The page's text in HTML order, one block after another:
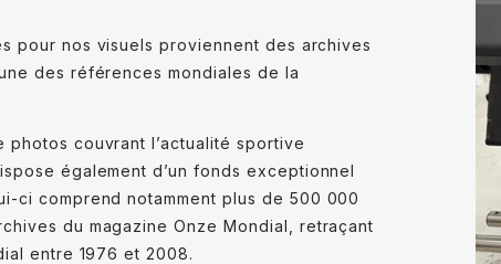
pour nos visuels proviennent des archives
des références mondiales de la
photos couvrant l’actualité sportive
également d’un fonds exceptionnel
ci comprend notamment plus de 500 000
du magazine Onze Mondial, retraçant
entre 1976 et 2008.